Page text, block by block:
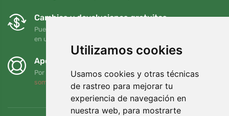
Utilizamos cookies
Usamos cookies y otras técnicas
de rastreo para mejorar tu
experiencia de navegación en
nuestra web, para mostrarte
Cambios y devoluciones gratuitos
Puede devolver o cambiar su pedido en cualquier momento
en un plazo de 90 días
Apoyamos a Trees.org
Por cada pedido plantamos un árbol. Leer másQuiénes
somos